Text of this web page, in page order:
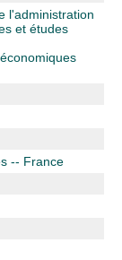
l'administration
et études
-- France